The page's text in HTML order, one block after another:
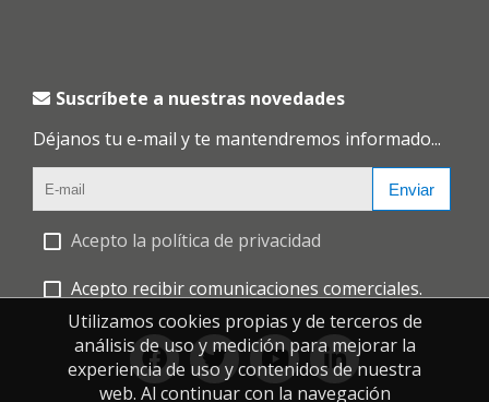
Suscríbete a nuestras novedades
Déjanos tu e-mail y te mantendremos informado...
Enviar
Acepto la política de privacidad
Acepto recibir comunicaciones comerciales.
Utilizamos cookies propias y de terceros de
análisis de uso y medición para mejorar la
experiencia de uso y contenidos de nuestra
web. Al continuar con la navegación